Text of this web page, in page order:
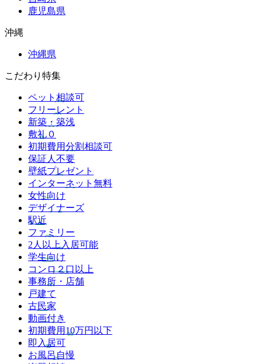
鹿児島県
沖縄
沖縄県
こだわり特集
ペット相談可
フリーレント
新築・築浅
敷礼０
初期費用分割相談可
保証人不要
壁紙プレゼント
インターネット無料
女性向け
デザイナーズ
駅近
ファミリー
2人以上入居可能
学生向け
コンロ２口以上
事務所・店舗
戸建て
古民家
動画付き
初期費用10万円以下
即入居可
お風呂自慢